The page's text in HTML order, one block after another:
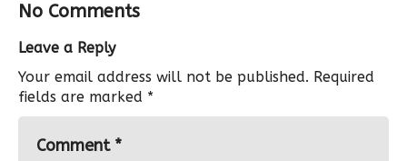
No Comments
Leave a Reply
Your email address will not be published. Required
fields are marked *
Comment *